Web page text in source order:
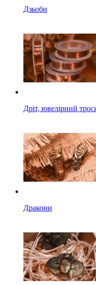
Дзьоби
Дріт, ювелірний
Дракони